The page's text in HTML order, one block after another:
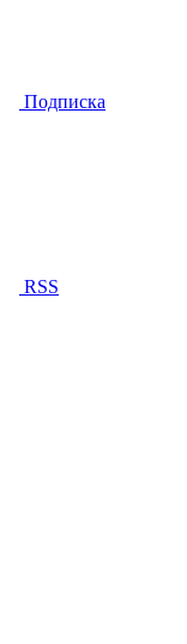
Подписка
RSS